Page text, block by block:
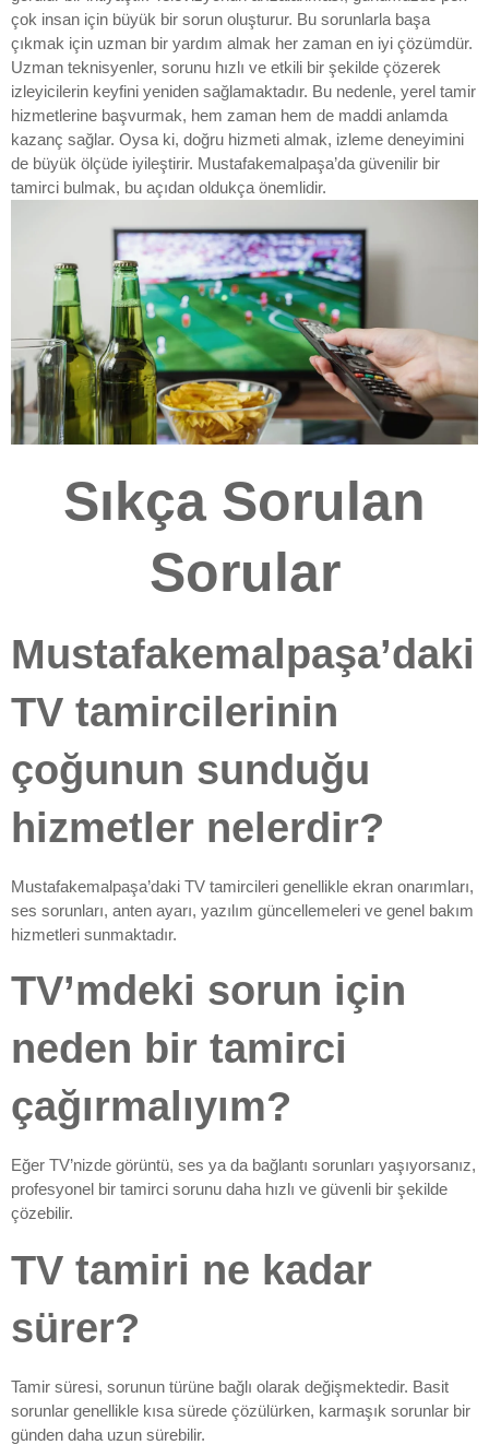
çok insan için büyük bir sorun oluşturur. Bu sorunlarla başa
çıkmak için uzman bir yardım almak her zaman en iyi çözümdür.
Uzman teknisyenler, sorunu hızlı ve etkili bir şekilde çözerek
izleyicilerin keyfini yeniden sağlamaktadır. Bu nedenle, yerel tamir
hizmetlerine başvurmak, hem zaman hem de maddi anlamda
kazanç sağlar. Oysa ki, doğru hizmeti almak, izleme deneyimini
de büyük ölçüde iyileştirir. Mustafakemalpaşa’da güvenilir bir
tamirci bulmak, bu açıdan oldukça önemlidir.
Sıkça Sorulan
Sorular
Mustafakemalpaşa’daki
TV tamircilerinin
çoğunun sunduğu
hizmetler nelerdir?
Mustafakemalpaşa’daki TV tamircileri genellikle ekran onarımları,
ses sorunları, anten ayarı, yazılım güncellemeleri ve genel bakım
hizmetleri sunmaktadır.
TV’mdeki sorun için
neden bir tamirci
çağırmalıyım?
Eğer TV’nizde görüntü, ses ya da bağlantı sorunları yaşıyorsanız,
profesyonel bir tamirci sorunu daha hızlı ve güvenli bir şekilde
çözebilir.
TV tamiri ne kadar
sürer?
Tamir süresi, sorunun türüne bağlı olarak değişmektedir. Basit
sorunlar genellikle kısa sürede çözülürken, karmaşık sorunlar bir
günden daha uzun sürebilir.